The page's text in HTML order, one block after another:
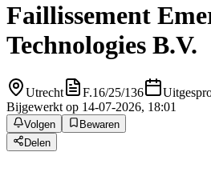
Faillissement
Technologies B.V.
Utrecht F.16/25/136
Bijgewerkt op 14-07-2026, 18:01
Volgen
Bewaren
Delen